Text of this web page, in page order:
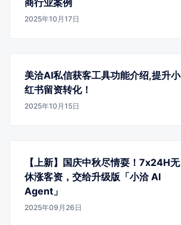
商行业案例
2025年10月17日
美洽AI私信获客工具功能介绍,提升小
红书留资转化！
2025年10月15日
【上新】国庆中秋尽情耍！7x24H无
休涨客资，交给升级版「小洽 AI
Agent」
2025年09月26日